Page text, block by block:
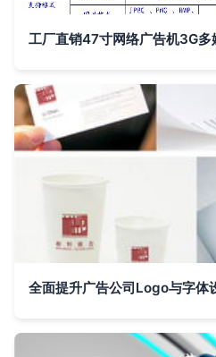
工厂直销47寸网络广告机3G